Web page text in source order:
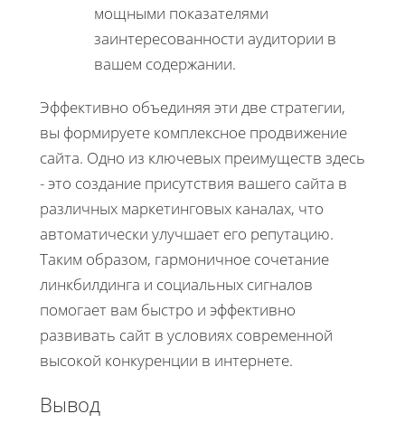
мощными показателями
заинтересованности аудитории в
вашем содержании.
Эффективно объединяя эти две стратегии,
вы формируете комплексное продвижение
сайта. Одно из ключевых преимуществ здесь
- это создание присутствия вашего сайта в
различных маркетинговых каналах, что
автоматически улучшает его репутацию.
Таким образом, гармоничное сочетание
линкбилдинга и социальных сигналов
помогает вам быстро и эффективно
развивать сайт в условиях современной
высокой конкуренции в интернете.
Вывод